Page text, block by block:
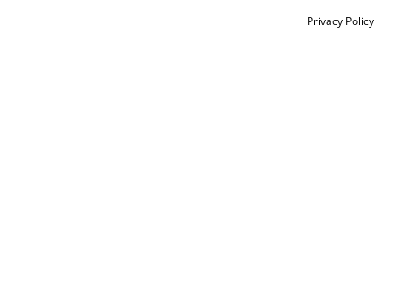
Privacy Policy